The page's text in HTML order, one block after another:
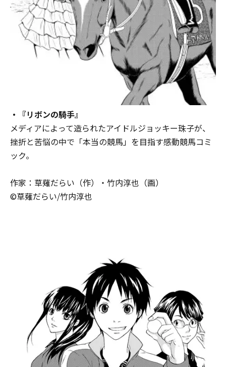
・『リボンの騎手』
メディアによって造られたアイドルジョッキー珠子が、
挫折と苦悩の中で「本当の競馬」を目指す感動競馬コミ
ック。
作家：草薙だらい（作）・竹内淳也（画）
©草薙だらい/竹内淳也